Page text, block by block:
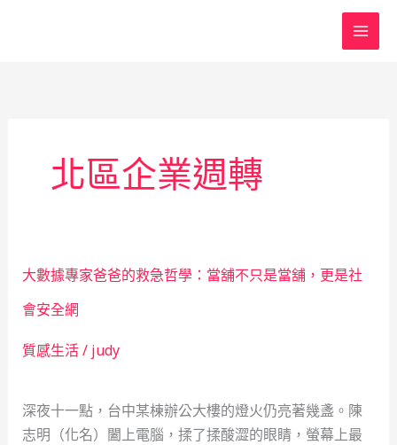
北區企業週轉
大數據專家爸爸的救急哲學：當舖不只是當舖，更是社
會安全網
質感生活/ judy
深夜十一點，台中某棟辦公大樓的燈火仍亮著幾盞。陳
志明（化名）闔上電腦，揉了揉酸澀的眼睛，螢幕上最